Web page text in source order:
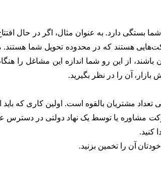
بستگی دارد. به عنوان مثال، اگر در حال
هستند که در محدوده تحویل شما هستند.
از این رو شما اندازه این مشاغل را
بازار، آن را در نظر بگیرید.
مشتریان بالقوه است. اولین کاری که باید
یا توسط یک نهاد دولتی در دسترس
کنید.
خودتان آن را تخمین بزنید.